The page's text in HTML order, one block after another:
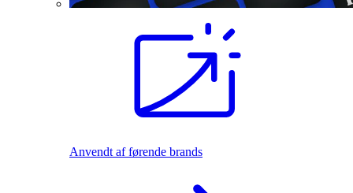
Anvendt af førende brands